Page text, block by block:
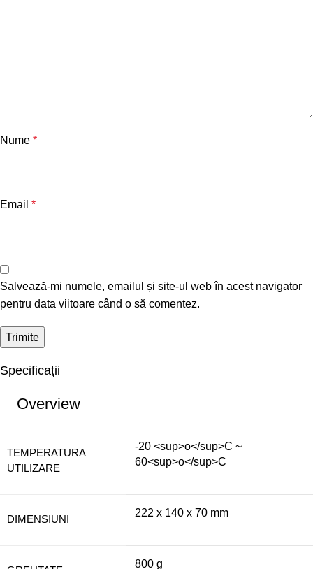
Nume *
Email *
Salvează-mi numele, emailul și site-ul web în acest navigator
pentru data viitoare când o să comentez.
Specificații
Overview
TEMPERATURA
UTILIZARE
-20 <sup>o</sup>C ~
60<sup>o</sup>C
DIMENSIUNI
222 x 140 x 70 mm
800 g